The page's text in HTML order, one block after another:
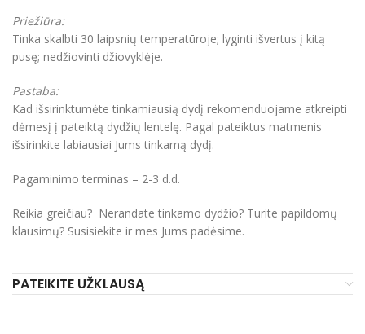
Priežiūra:
Tinka skalbti 30 laipsnių temperatūroje; lyginti išvertus į kitą
pusę; nedžiovinti džiovyklėje.
Pastaba:
Kad išsirinktumėte tinkamiausią dydį rekomenduojame atkreipti
dėmesį į pateiktą dydžių lentelę. Pagal pateiktus matmenis
išsirinkite labiausiai Jums tinkamą dydį.
Pagaminimo terminas – 2-3 d.d.
Reikia greičiau? Nerandate tinkamo dydžio? Turite papildomų
klausimų? Susisiekite ir mes Jums padėsime.
PATEIKITE UŽKLAUSĄ